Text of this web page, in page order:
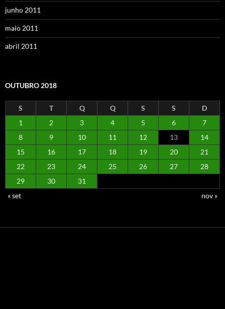
junho 2011
maio 2011
abril 2011
OUTUBRO 2018
S T Q Q S S
D
1
2 3 4 5 6
7
8
9 10 11 12 13
14
15
16 17 18 19 20
21
22
23 24 25 26 27
28
29
30
31
« set
nov »